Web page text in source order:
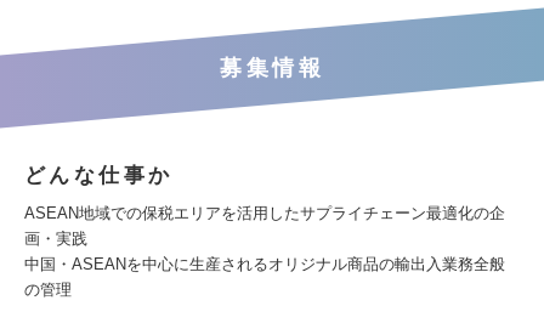
募集情報
どんな仕事か
ASEAN地域での保税エリアを活用したサプライチェーン最適化の企
画・実践
中国・ASEANを中心に生産されるオリジナル商品の輸出入業務全般
の管理